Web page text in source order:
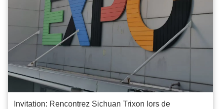
Invitation: Rencontrez Sichuan Trixon lors de